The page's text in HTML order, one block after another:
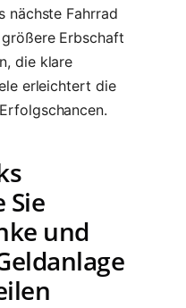
nächste Fahrrad
Erbschaft
die klare
erleichtert die
Sie
und